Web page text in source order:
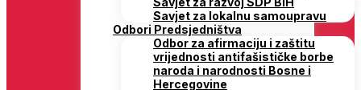
Savjet za lokalnu samoupravu
Odbori Predsjedništva
Odbor za afirmaciju i zaštitu
vrijednosti antifašističke borbe
naroda i narodnosti Bosne i
Hercegovine